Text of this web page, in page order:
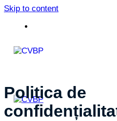
Skip to content
Politica de